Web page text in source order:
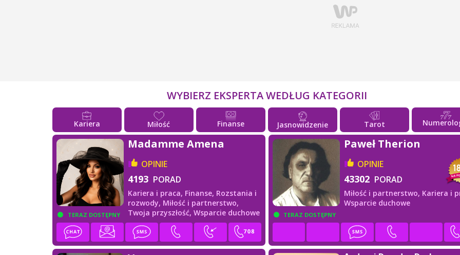
WYBIERZ EKSPERTA WEDŁUG KATEGORII
Kariera Miłość Finanse Jasnowidzenie Tarot
TERAZ DOSTĘPNY
Madamme Amena
OPINIE
4193 PORAD
Kariera i praca, Finanse, Rozstania i
rozwody, Miłość i partnerstwo,
Twoja przyszłość,Wsparcie duchowe TERAZ DOSTĘPNY
Paweł Therion
OPINIE
43302 PORAD
Miłość i partnerstwo, Kariera i
Wsparcie duchowe